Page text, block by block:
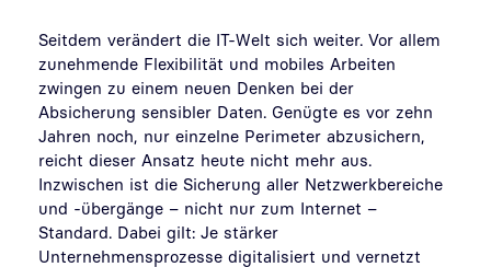
Seitdem verändert die IT-Welt sich weiter. Vor allem
zunehmende Flexibilität und mobiles Arbeiten
zwingen zu einem neuen Denken bei der
Absicherung sensibler Daten. Genügte es vor zehn
Jahren noch, nur einzelne Perimeter abzusichern,
reicht dieser Ansatz heute nicht mehr aus.
Inzwischen ist die Sicherung aller Netzwerkbereiche
und -übergänge – nicht nur zum Internet –
Standard. Dabei gilt: Je stärker
Unternehmensprozesse digitalisiert und vernetzt